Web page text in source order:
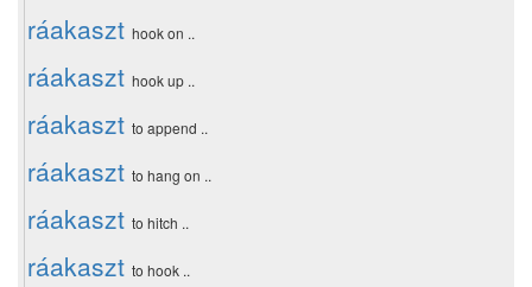
ráakaszt hook on ..
ráakaszt hook up ..
ráakaszt to append ..
ráakaszt to hang on ..
ráakaszt to hitch ..
ráakaszt to hook ..